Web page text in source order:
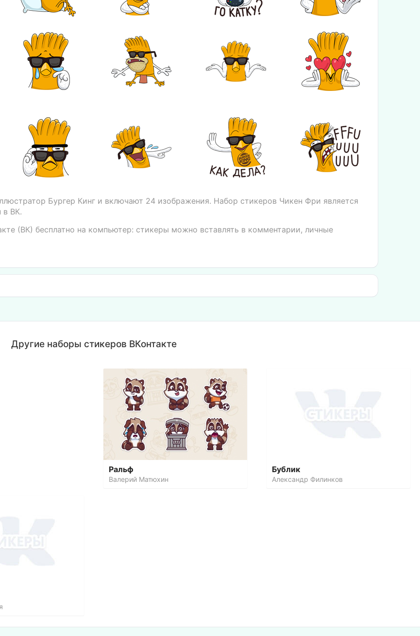
Бургер Кинг и включают 24 изображения. Набор стикеров Чикен Фри является
в ВК.
(ВК) бесплатно на компьютер: стикеры можно вставлять в комментарии, личные
Другие наборы стикеров ВКонтакте
Ральф
Валерий Матюхин
Бублик
Александр Филинков